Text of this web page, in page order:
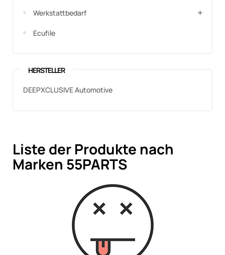
Werkstattbedarf
Ecufile
HERSTELLER
DEEPXCLUSIVE Automotive
Liste der Produkte nach
Marken 55PARTS